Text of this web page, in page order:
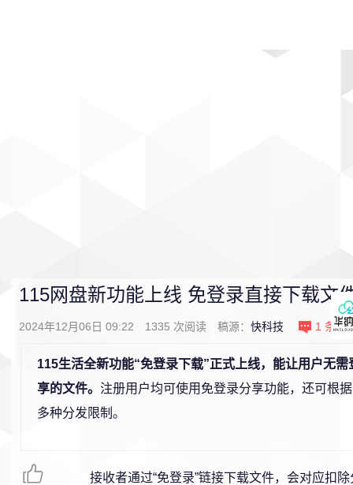
115网盘新功能上线 免登录直接下载文
2024年12月06日 09:22 1335 次阅读 稿源： 快科技 1 条评
115生活全新功能“免登录下载”正式上线，能让用户无
享的文件。 注册用户均可使用免登录分享功能，还可根
多种分发限制。
接收者通过“免登录”链接下载文件，会对应扣